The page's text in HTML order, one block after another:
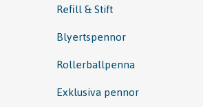
Refill & Stift
Blyertspennor
Rollerballpenna
Exklusiva pennor